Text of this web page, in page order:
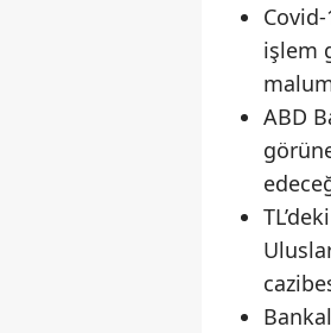
işlem
ABD